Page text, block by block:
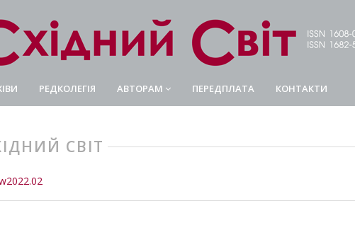
РЕДКОЛЕГІЯ АВТОРАМ ПЕРЕДПЛАТА КОНТАКТИ
СВІТ